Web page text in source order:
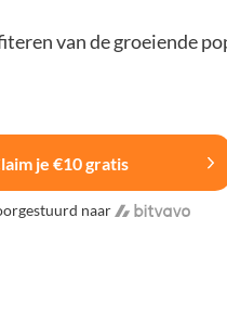
van de groeiende
je €10 gratis
naar